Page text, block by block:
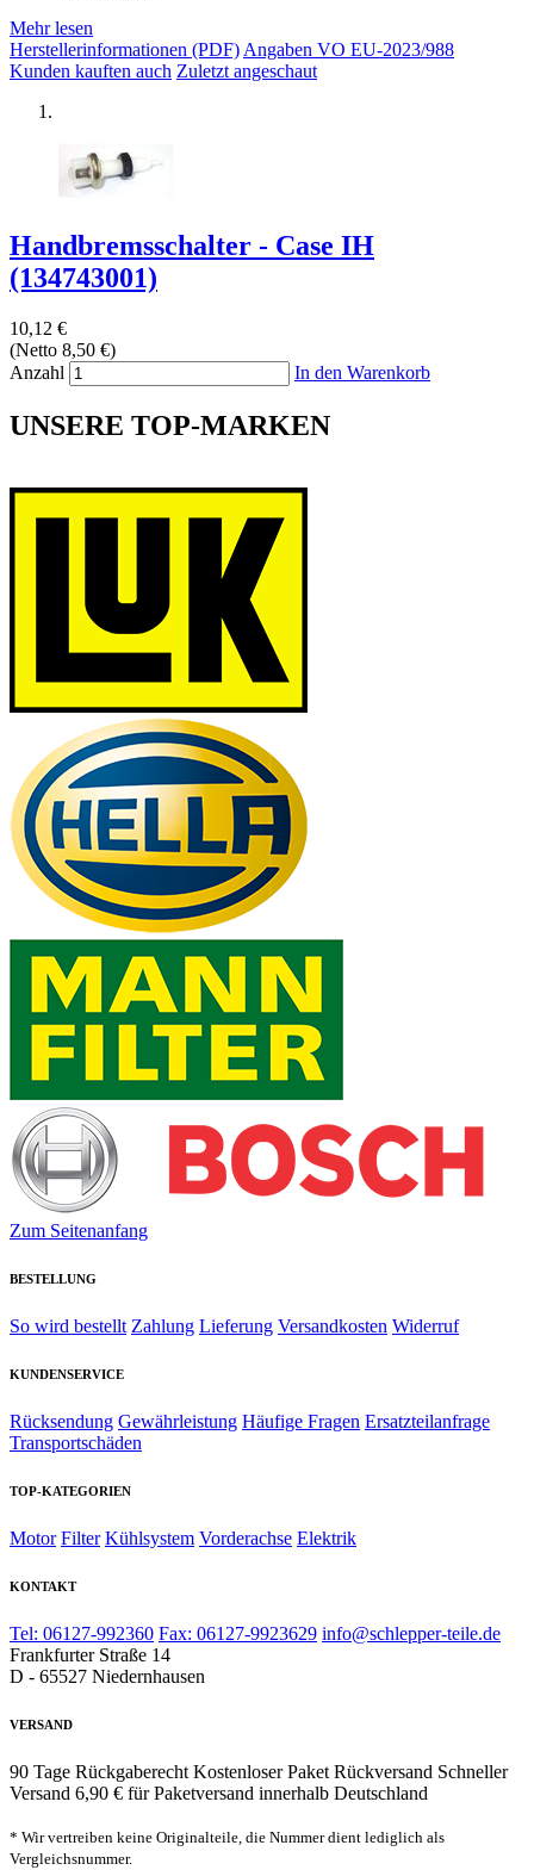
Mehr lesen
Herstellerinformationen (PDF)Angaben VO EU-2023/988
Kunden kauften auch Zuletzt angeschaut
Handbremsschalter - Case IH
(134743001)
10,12 €
(Netto 8,50 €)
Anzahl
In den Warenkorb
UNSERE TOP-MARKEN
Zum Seitenanfang
BESTELLUNG
So wird bestellt Zahlung Lieferung Versandkosten Widerruf
KUNDENSERVICE
Rücksendung Gewährleistung Häufige Fragen Ersatzteilanfrage
Transportschäden
TOP-KATEGORIEN
Motor Filter Kühlsystem Vorderachse Elektrik
KONTAKT
Tel: 06127-992360 Fax: 06127-9923629 info@schlepper-teile.de
Frankfurter Straße 14
D - 65527 Niedernhausen
VERSAND
90 Tage Rückgaberecht Kostenloser Paket Rückversand Schneller
Versand 6,90 € für Paketversand innerhalb Deutschland
* Wir vertreiben keine Originalteile, die Nummer dient lediglich als
Vergleichsnummer.